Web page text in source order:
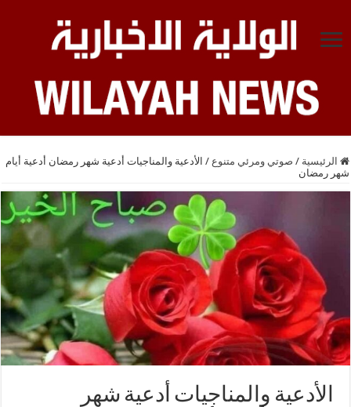
الرئيسية / صوتي ومرئي متنوع / الأدعية والمناجيات أدعية شهر رمضان أدعية أيام
شهر رمضان
الأدعية والمناجيات أدعية شهر